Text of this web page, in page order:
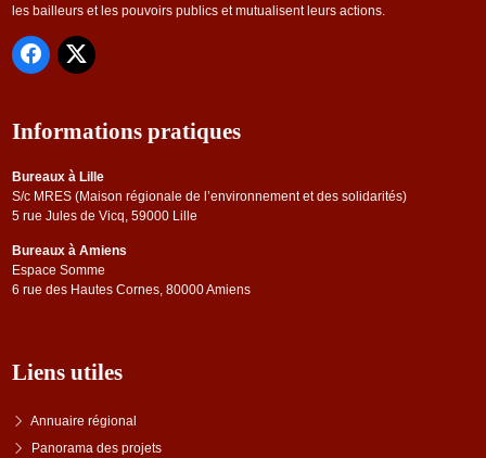
les bailleurs et les pouvoirs publics et mutualisent leurs actions.
Informations pratiques
Bureaux à Lille
S/c MRES (Maison régionale de l’environnement et des solidarités)
5 rue Jules de Vicq, 59000 Lille
Bureaux à Amiens
Espace Somme
6 rue des Hautes Cornes, 80000 Amiens
Liens utiles
Annuaire régional
Panorama des projets